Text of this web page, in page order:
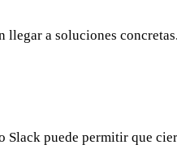
llegar a soluciones
puede permitir que